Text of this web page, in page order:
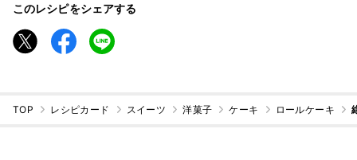
このレシピをシェアする
TOP レシピカード スイーツ 洋菓子 ケーキ ロールケーキ